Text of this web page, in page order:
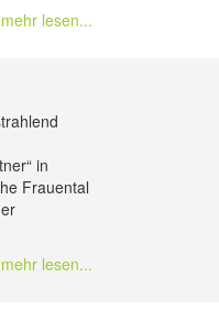
mehr lesen...
in
Frauental
mehr lesen...